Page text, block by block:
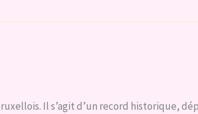
Il s’agit d’un record historique,